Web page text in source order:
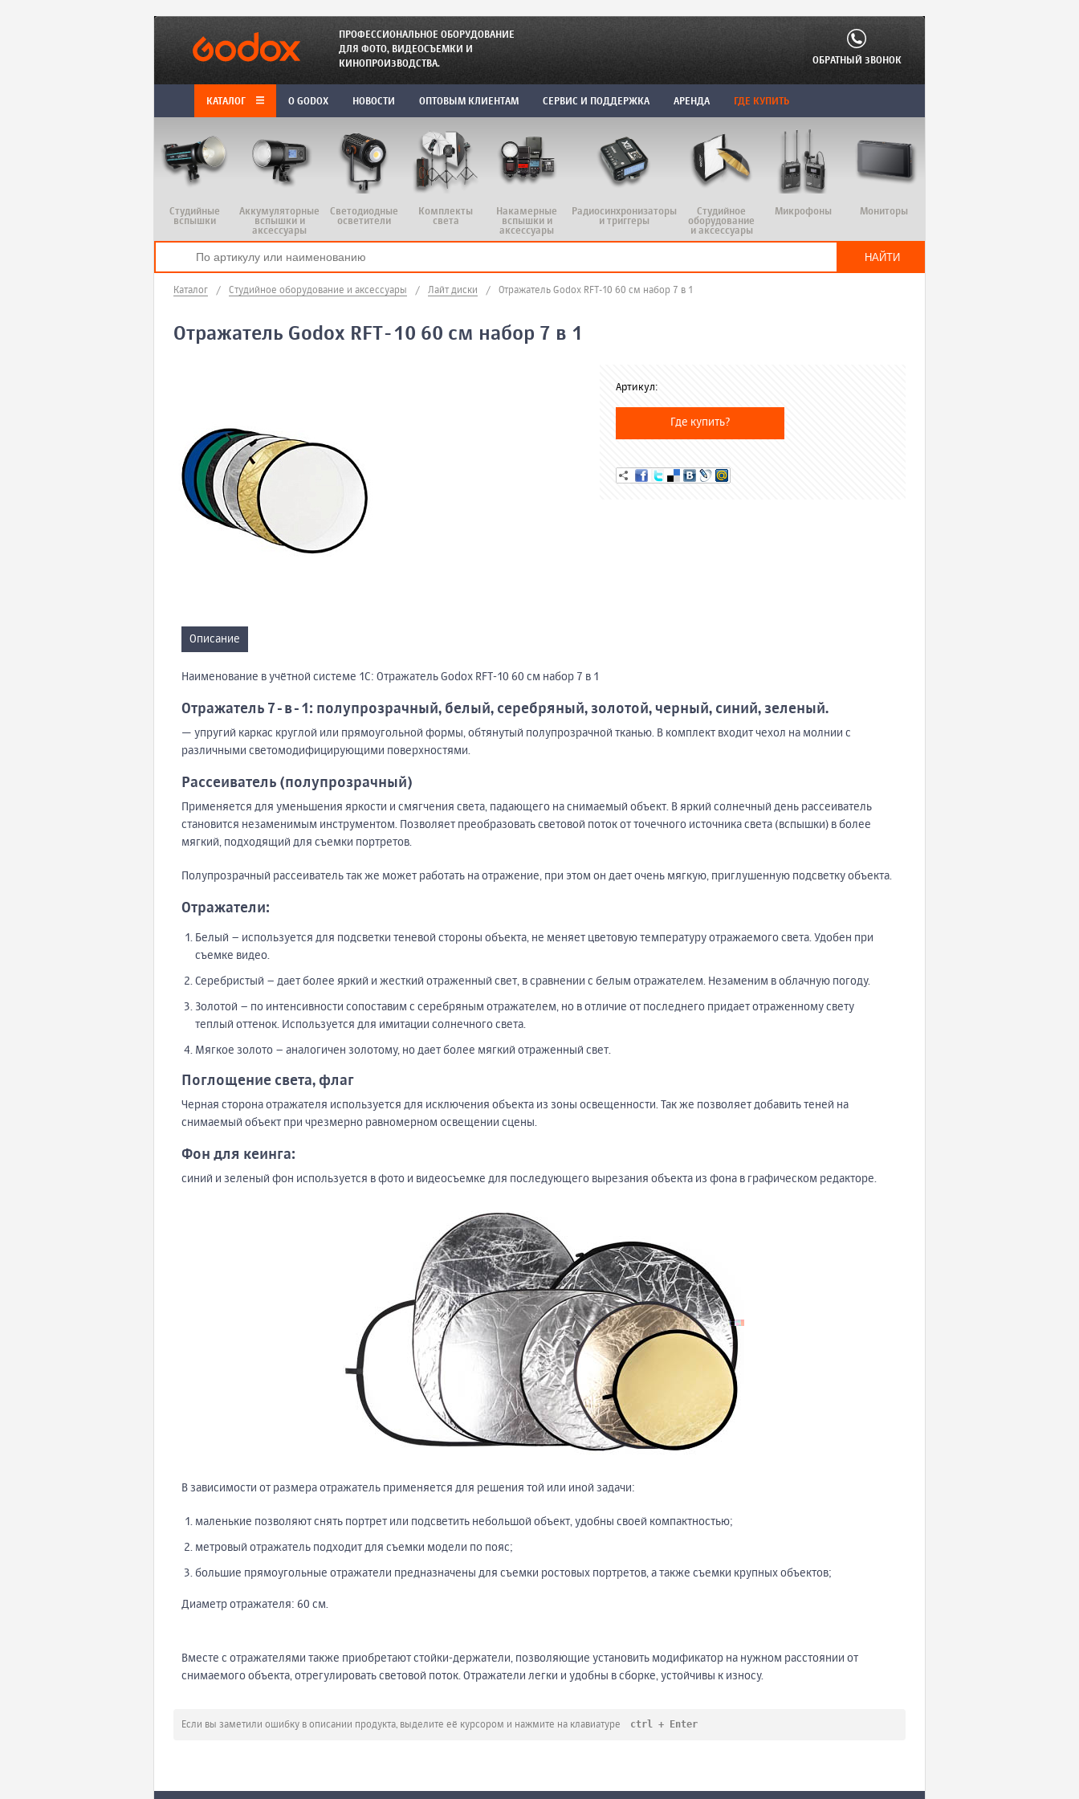
ПРОФЕССИОНАЛЬНОЕ ОБОРУДОВАНИЕ
ДЛЯ ФОТО, ВИДЕОСЪЕМКИ И
КИНОПРОИЗВОДСТВА.
ОБРАТНЫЙ ЗВОНОК
КАТАЛОГ O GODOX НОВОСТИ ОПТОВЫМ КЛИЕНТАМ СЕРВИС И ПОДДЕРЖКА АРЕНДА ГДЕ КУПИТЬ
Студийные
вспышки
Аккумуляторные
вспышки и
аксессуары
Светодиодные
осветители
Комплекты
света
Накамерные
вспышки и
аксессуары
Радиосинхронизаторы
и триггеры
Студийное
оборудование
и аксессуары
Микрофоны Мониторы
Каталог / Студийное оборудование и аксессуары / Лайт диски / Отражатель Godox RFT-10 60 см набор 7 в 1
Отражатель Godox RFT-10 60 см набор 7 в 1
Артикул:
Где купить?
Описание
Наименование в учётной системе 1С: Отражатель Godox RFT-10 60 см набор 7 в 1
Отражатель 7-в-1: полупрозрачный, белый, серебряный, золотой, черный, синий, зеленый.
— упругий каркас круглой или прямоугольной формы, обтянутый полупрозрачной тканью. В комплект входит чехол на молнии с
различными светомодифицирующими поверхностями.
Рассеиватель (полупрозрачный)
Применяется для уменьшения яркости и смягчения света, падающего на снимаемый объект. В яркий солнечный день рассеиватель
становится незаменимым инструментом. Позволяет преобразовать световой поток от точечного источника света (вспышки) в более
мягкий, подходящий для съемки портретов.
Полупрозрачный рассеиватель так же может работать на отражение, при этом он дает очень мягкую, приглушенную подсветку объекта.
Отражатели:
Белый – используется для подсветки теневой стороны объекта, не меняет цветовую температуру отражаемого света. Удобен при
съемке видео.
Серебристый – дает более яркий и жесткий отраженный свет, в сравнении с белым отражателем. Незаменим в облачную погоду.
Золотой – по интенсивности сопоставим с серебряным отражателем, но в отличие от последнего придает отраженному свету
теплый оттенок. Используется для имитации солнечного света.
Мягкое золото – аналогичен золотому, но дает более мягкий отраженный свет.
Поглощение света, флаг
Черная сторона отражателя используется для исключения объекта из зоны освещенности. Так же позволяет добавить теней на
снимаемый объект при чрезмерно равномерном освещении сцены.
Фон для кеинга:
синий и зеленый фон используется в фото и видеосъемке для последующего вырезания объекта из фона в графическом редакторе.
В зависимости от размера отражатель применяется для решения той или иной задачи:
маленькие позволяют снять портрет или подсветить небольшой объект, удобны своей компактностью;
метровый отражатель подходит для съемки модели по пояс;
большие прямоугольные отражатели предназначены для съемки ростовых портретов, а также съемки крупных объектов;
Диаметр отражателя: 60 см.
Вместе с отражателями также приобретают стойки-держатели, позволяющие установить модификатор на нужном расстоянии от
снимаемого объекта, отрегулировать световой поток. Отражатели легки и удобны в сборке, устойчивы к износу.
Если вы заметили ошибку в описании продукта, выделите её курсором и нажмите на клавиатуре ctrl + Enter